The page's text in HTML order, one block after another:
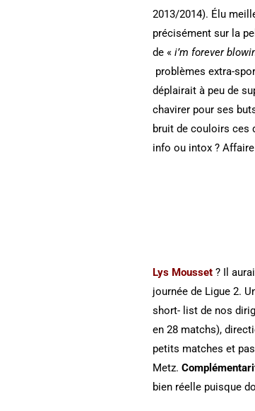
2013/2014). Élu
précisément sur la
de « i’m forever
problèmes extra-
déplairait à peu de
chavirer pour ses
bruit de couloirs ces
info ou intox ?
Lys Mousset ? Il
journée de Ligue 2.
short- list de nos
en 28 matchs),
petits matches et
Metz.
bien réelle puisque